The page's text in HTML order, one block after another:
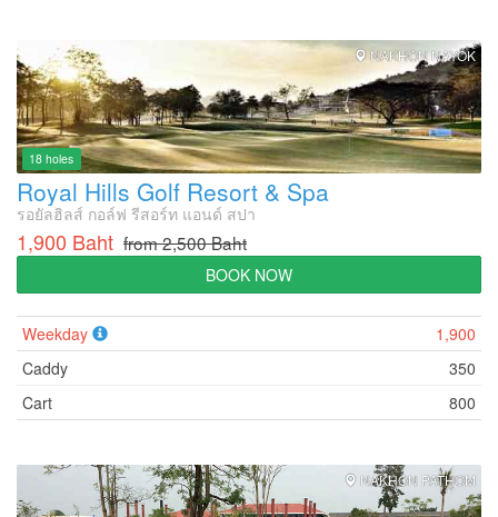
NAKHON NAYOK
18 holes
Royal Hills Golf Resort & Spa
รอยัลฮิลส์ กอล์ฟ รีสอร์ท แอนด์ สปา
1,900 Baht from 2,500 Baht
BOOK NOW
Weekday
1,900
Caddy
350
Cart
800
NAKHON PATHOM